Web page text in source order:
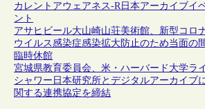
カレントアウェアネス-R日本アーカイブイ
ント
アサヒビール大山崎山荘美術館、新型コロ
ウイルス感染症感染拡大防止のため当面の
臨時休館
宮城県教育委員会、米・ハーバード大学ラ
シャワー日本研究所とデジタルアーカイブ
関する連携協定を締結